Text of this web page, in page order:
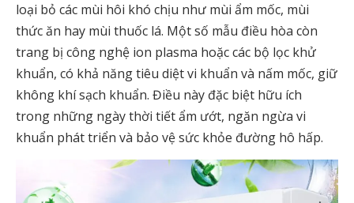
loại bỏ các mùi hôi khó chịu như mùi ẩm mốc, mùi
thức ăn hay mùi thuốc lá. Một số mẫu điều hòa còn
trang bị công nghệ ion plasma hoặc các bộ lọc khử
khuẩn, có khả năng tiêu diệt vi khuẩn và nấm mốc, giữ
không khí sạch khuẩn. Điều này đặc biệt hữu ích
trong những ngày thời tiết ẩm ướt, ngăn ngừa vi
khuẩn phát triển và bảo vệ sức khỏe đường hô hấp.